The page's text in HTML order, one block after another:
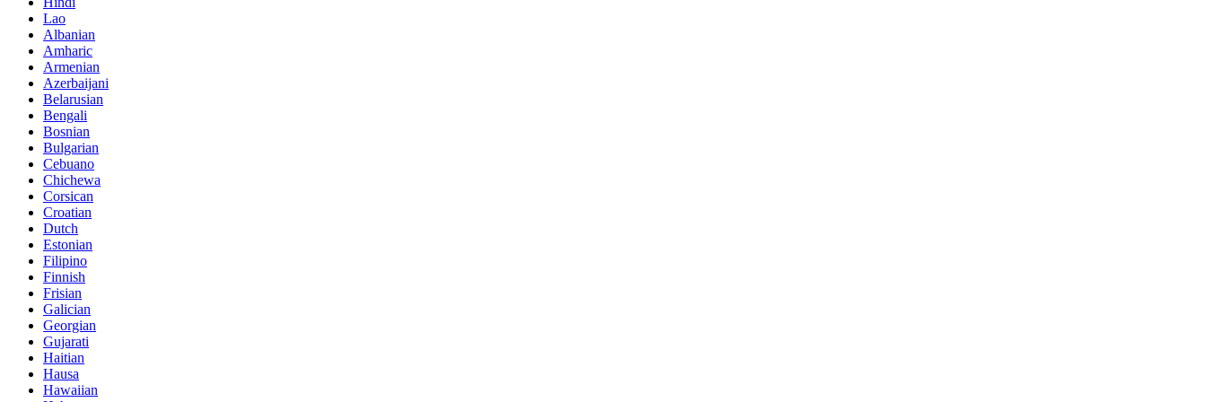
Lao
Albanian
Amharic
Armenian
Azerbaijani
Belarusian
Bengali
Bosnian
Bulgarian
Cebuano
Chichewa
Corsican
Croatian
Dutch
Estonian
Filipino
Finnish
Frisian
Galician
Georgian
Gujarati
Haitian
Hausa
Hawaiian